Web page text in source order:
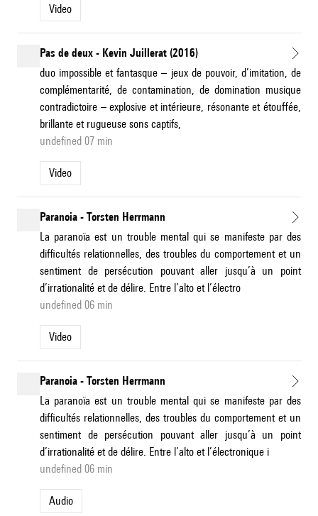
Video
Pas de deux - Kevin Juillerat (2016)
duo impossible et fantasque – jeux de pouvoir, d’imitation, de
complémentarité, de contamination, de domination musique
contradictoire – explosive et intérieure, résonante et étouffée,
brillante et rugueuse sons captifs,
undefined 07 min
Video
Paranoia - Torsten Herrmann
La paranoïa est un trouble mental qui se manifeste par des
difficultés relationnelles, des troubles du comportement et un
sentiment de persécution pouvant aller jusqu’à un point
d’irrationalité et de délire. Entre l’alto et l’électro
undefined 06 min
Video
Paranoia - Torsten Herrmann
La paranoïa est un trouble mental qui se manifeste par des
difficultés relationnelles, des troubles du comportement et un
sentiment de persécution pouvant aller jusqu’à un point
d’irrationalité et de délire. Entre l’alto et l’électronique i
undefined 06 min
Audio